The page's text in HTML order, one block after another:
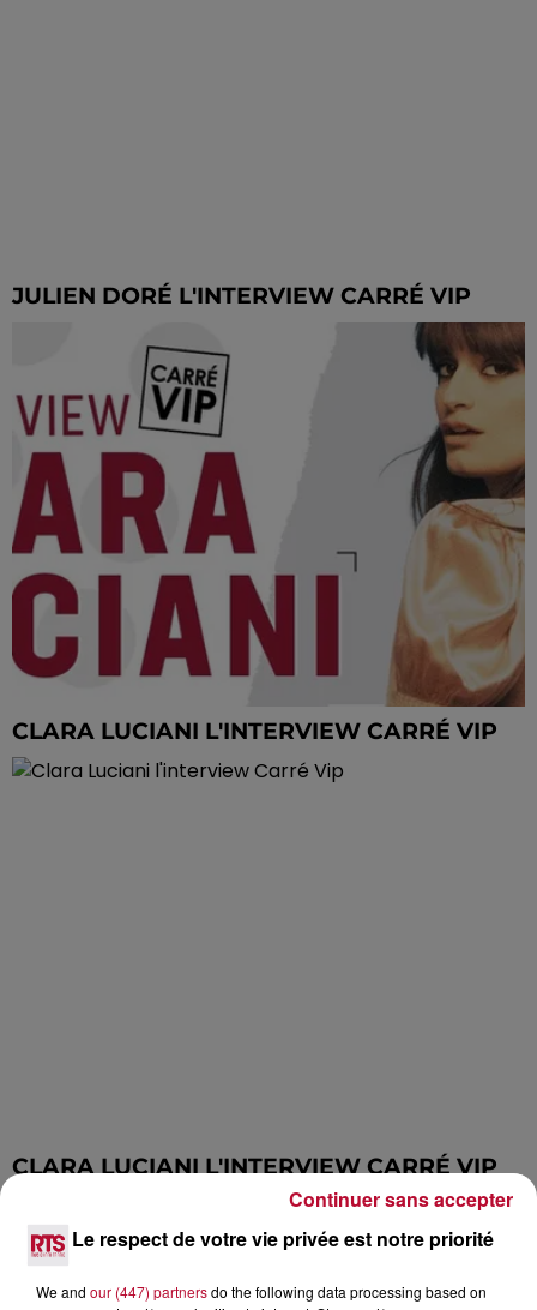
JULIEN DORÉ L'INTERVIEW CARRÉ VIP
CLARA LUCIANI L'INTERVIEW CARRÉ VIP
CLARA LUCIANI L'INTERVIEW CARRÉ VIP
Le respect de votre vie privée est notre priorité
We and our (447) partnersdo the following data processing based on
Continuer sans accepter